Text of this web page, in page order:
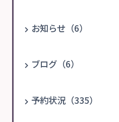
お知らせ（6）
ブログ（6）
予約状況（335）